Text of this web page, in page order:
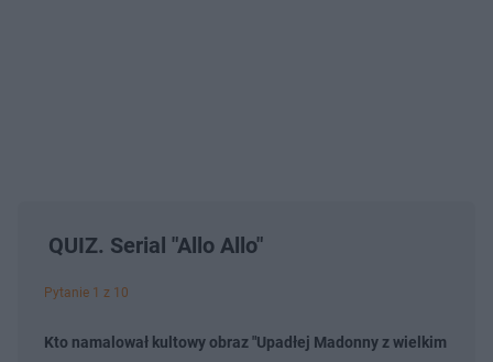
QUIZ. Serial "Allo Allo"
Pytanie 1 z 10
Kto namalował kultowy obraz "Upadłej Madonny z wielkim